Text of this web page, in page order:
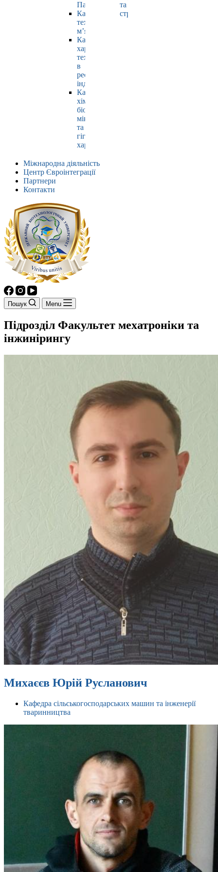
Павлюк
Кафедра
технології
м’яса
Кафедра
харчових
технологій
в
ресторанній
індустрії
Кафедра
хімії,
біохімії,
мікробіології
та
гігієни
харчування
та
страхування
Міжнародна діяльність
Центр Євроінтеграції
Партнери
Контакти
Пошук Menu
Підрозділ Факультет мехатроніки та
інжинірингу
Михаєєв Юрій Русланович
Кафедра сільськогосподарських машин та інженерії
тваринництва